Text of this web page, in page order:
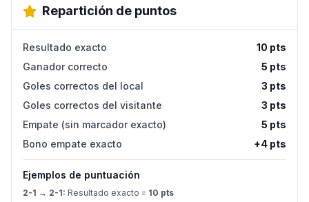
Repartición de puntos
Resultado exacto
10 pts
Ganador correcto
5 pts
Goles correctos del local
3 pts
Goles correctos del visitante
3 pts
Empate (sin marcador exacto)
5 pts
Bono empate exacto
+4 pts
Ejemplos de puntuación
2-1 → 2-1: Resultado exacto = 10 pts